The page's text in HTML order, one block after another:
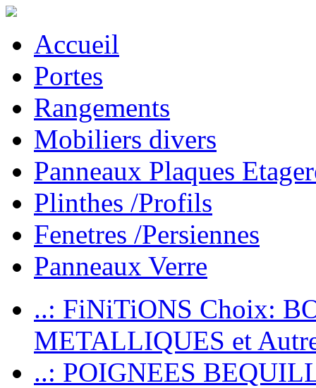
Accueil
Portes
Rangements
Mobiliers divers
Panneaux Plaques
Plinthes /Profils
Fenetres /Persiennes
Panneaux Verre
..: FiNiTiONS Choix:
METALLIQUES et
..: POIGNEES